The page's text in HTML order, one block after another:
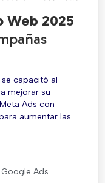
Web 2025
capacitó al
mejorar su
Ads con
aumentar las
Ads